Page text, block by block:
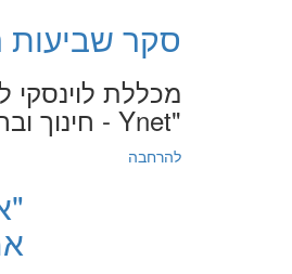
סקר שביעות
מכללת לוינסקי
"Ynet - חינוך ובריאות", 14.10.2018
להרחבה